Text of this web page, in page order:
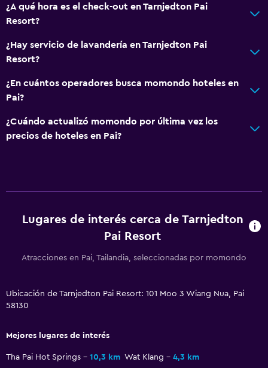
¿A qué hora es el check-out en Tarnjedton Pai
Resort?
¿Hay servicio de lavandería en Tarnjedton Pai
Resort?
¿En cuántos operadores busca momondo hoteles en
Pai?
¿Cuándo actualizó momondo por última vez los
precios de hoteles en Pai?
Lugares de interés cerca de Tarnjedton
Pai Resort
Atracciones en Pai, Tailandia, seleccionadas por momondo
Ubicación de Tarnjedton Pai Resort: 101 Moo 3 Wiang Nua, Pai
58130
Mejores lugares de interés
Tha Pai Hot Springs 10,3 km Wat Klang
4,3 km